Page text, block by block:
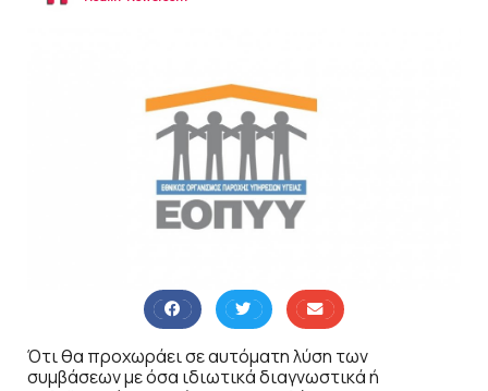
Ότι θα προχωράει σε αυτόματη λύση των
συμβάσεων με όσα ιδιωτικά διαγνωστικά ή